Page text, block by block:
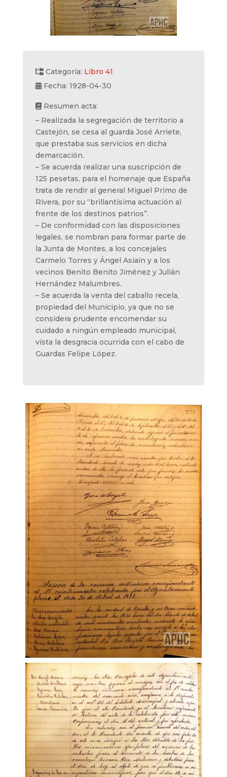
Categoría: Libro 41
Fecha: 1928-04-30
Resumen acta:
– Realizada la segregación de territorio a
Castejón, se cesa al guarda José Arriete,
que prestaba sus servicios en dicha
demarcación.
– Se acuerda realizar una suscripción de
125 pesetas, para el homenaje que España
trata de rendir al general Miguel Primo de
Rivera, por su “brillantísima actuación al
frente de los destinos patrios”.
– De conformidad con las disposiciones
legales, se nombran para formar parte de
la Junta de Montes, a los concejales
Carmelo Torres y Ángel Asiain y a los
vecinos Benito Benito Jiménez y Julián
Hernández Malumbres.
– Se acuerda la venta del caballo recela,
propiedad del Municipio, ya que no se
considera prudente encomendar su
cuidado a ningún empleado municipal,
vista la desgracia ocurrida con el cabo de
Guardas Felipe López.